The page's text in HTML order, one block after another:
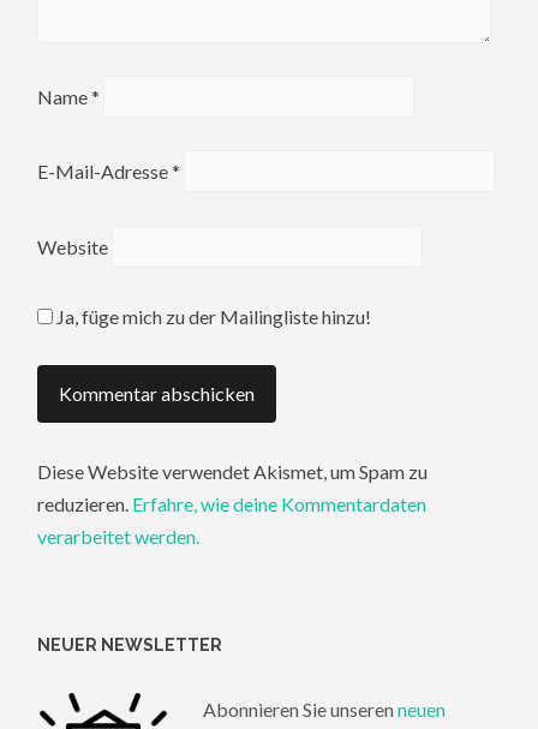
Name*
E-Mail-Adresse*
Website
Ja, füge mich zu der Mailingliste hinzu!
Diese Website verwendet Akismet, um Spam zu
reduzieren. Erfahre, wie deine Kommentardaten
verarbeitet werden.
NEUER NEWSLETTER
Abonnieren Sie unseren neuen